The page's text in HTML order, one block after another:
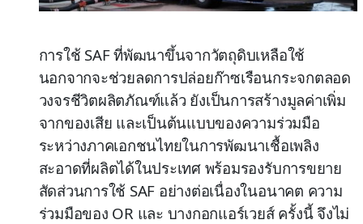
การใช้ SAF ที่พัฒนาขึ้นจากวัตถุดิบเหลือใช้
นอกจากจะช่วยลดการปล่อยก๊าซเรือนกระจกตลอด
วงจรชีวิตผลิตภัณฑ์แล้ว ยังเป็นการสร้างมูลค่าเพิ่ม
จากของเสีย และเป็นต้นแบบของความร่วมมือ
ระหว่างภาคเอกชนไทยในการพัฒนาเชื้อเพลิง
สะอาดที่ผลิตได้ในประเทศ พร้อมรองรับการขยาย
สัดส่วนการใช้ SAF อย่างต่อเนื่องในอนาคต ความ
ร่วมมือของ OR และ บางกอกแอร์เวยส์ ครั้งนี้ จึงไม่